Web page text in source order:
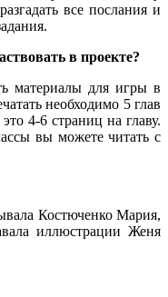
все послания и
в проекте?
материалы для игры в
необходимо 5 глав
4-6 страниц на главу.
вы можете читать с
Костюченко Мария,
иллюстрации Женя